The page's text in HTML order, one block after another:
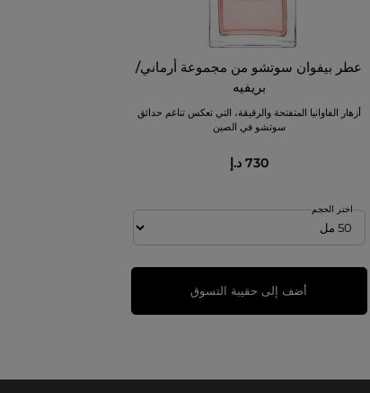
عطر بيفوان سوتشو من مجموعة أرماني/
بريفيه
أزهار الفاوانيا المتفتحة والرقيقة، التي تعكس تناغم حدائق
سوتشو في الصين
730 د.إ
اختر الحجم
أضف إلى حقيبة التسوق